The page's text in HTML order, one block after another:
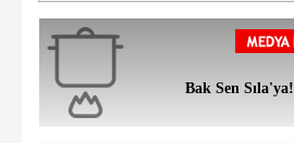
Bak Sen Sıla'ya!